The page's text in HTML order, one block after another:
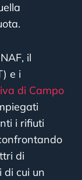
il
e i
di Campo
i rifiuti
di
di cui un